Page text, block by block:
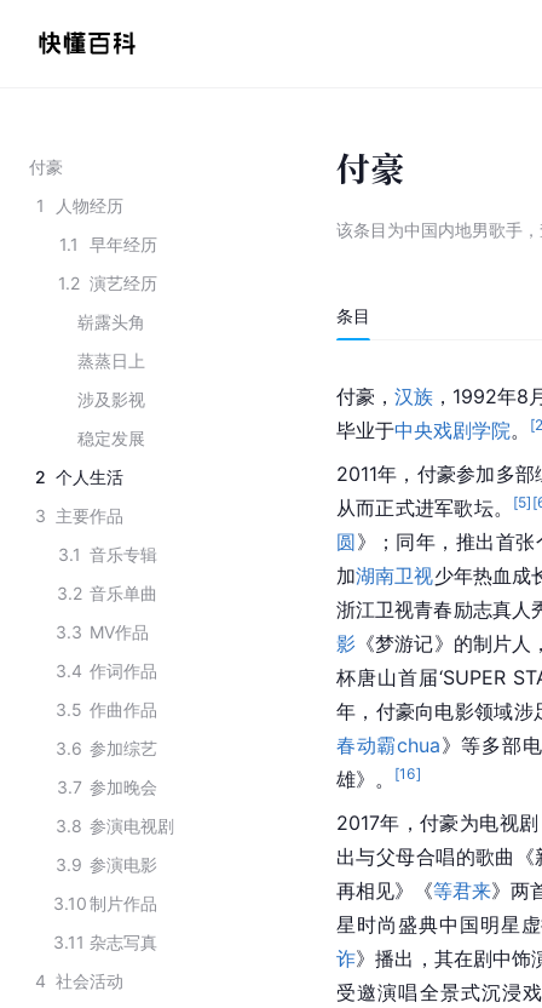
付豪
1
人物经历
1.1
早年经历
1.2 演艺经历
崭露头角
蒸蒸日上
涉及影视
稳定发展
2 个人生活
3 主要作品
3.1 音乐专辑
3.2 音乐单曲
3.3 MV作品
3.4 作词作品
3.5 作曲作品
3.6 参加综艺
3.7 参加晚会
3.8 参演电视剧
3.9 参演电影
3.10制片作品
3.11 杂志写真
4 社会活动
付豪
该条目为中国内地男歌手 ，
条目
付豪，汉族 ，1992年8
毕业于中央戏剧学院。 [
2011年，付豪参加多
从而正式进军歌坛。
[5] [
圆》；同年，推出首
加湖南卫视少年热血成
浙江卫视青春励志真人
影 《梦游记》的制片
杯唐山首届‘SUPER
年，付豪向电影领域
春动霸chua》等多部
雄》。
[16]
2017年，付豪为电视
出与父母合唱的歌曲
再相见》《等君来》两
星时尚盛典中国明星
诈》播出，其在剧中饰
受邀演唱全景式沉浸